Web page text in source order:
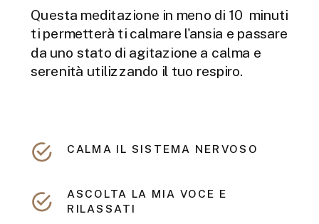
CALMA IL SISTEMA NERVOSO
ASCOLTA LA MIA VOCE E
RILASSATI
Questa meditazione in meno di 10 minuti
ti permetterà ti calmare l'ansia e passare
da uno stato di agitazione a calma e
serenità utilizzando il tuo respiro.